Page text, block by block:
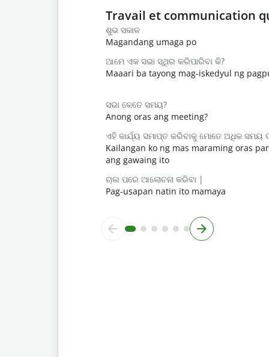
Slide 1 of 6
Travail et communication
ଶୁଭ ସକାଳ
Magandang umaga po
ଆମେ ଏକ ସଭା ସ୍ଥିର କରିପାରିବା କି?
Maaari ba tayong mag-iskedyul ng
ସଭା କେତେ ସମୟ?
Anong oras ang meeting?
ଏହି କାର୍ଯ୍ୟ ସମାପ୍ତ କରିବାକୁ ମୋତେ ଅଧିକ ସମୟ
Kailangan ko ng mas maraming oras
ang gawaing ito
ଚାଲ ପରେ ଆଲୋଚନା କରିବା |
Pag-usapan natin ito mamaya